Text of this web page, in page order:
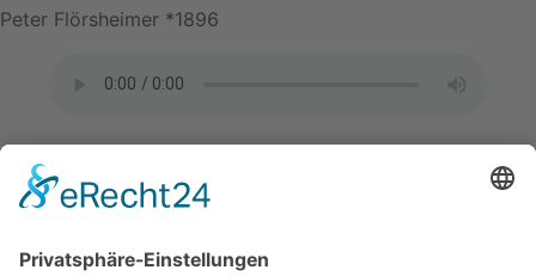
Peter Flörsheimer *1896
Im Autobau weht frischer Wind
zurück
nach oben
Impressum